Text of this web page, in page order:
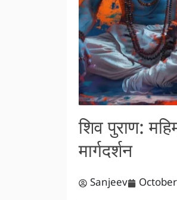
शिव पुराण:
मार्गदर्शन
Sanjeev